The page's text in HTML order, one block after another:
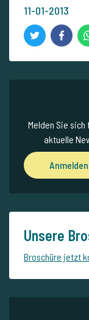
11-01-2013
Melden Sie
aktuelle
Unsere
Broschüre jetzt